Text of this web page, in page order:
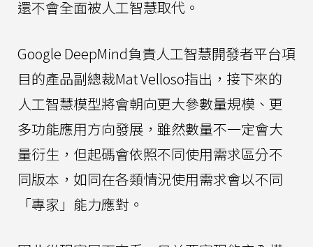
還不會全面被人工智慧取代。
Google DeepMind負責人工智慧開發者平台項
目的產品副總裁Mat Velloso指出，接下來的
人工智慧模型將會朝向更大參數量規模、更
多功能應用方向發展，雖然數量不一定會大
量衍生，但起碼會依照不同使用需求區分不
同版本，如同在各類情況使用需求會以不同
「專家」能力應對。